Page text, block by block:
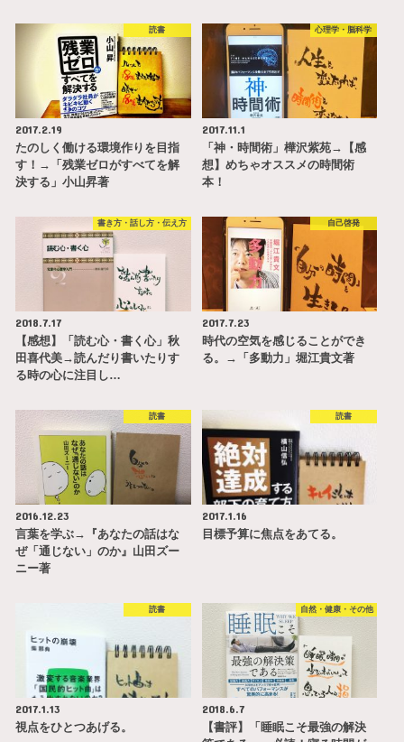
読書
2017.2.19
たのしく働ける環境作りを目指
す！→「残業ゼロがすべてを解
決する」小山昇著
心理学・脳科学
2017.11.1
「神・時間術」樺沢紫苑→【感
想】めちゃオススメの時間術
本！
書き方・話し方・伝え方
2018.7.17
【感想】「読む心・書く心」秋
田喜代美→読んだり書いたりす
る時の心に注目し…
自己啓発
2017.7.23
時代の空気を感じることができ
る。→「多動力」堀江貴文著
読書
2016.12.23
言葉を学ぶ→『あなたの話はな
ぜ「通じない」のか』山田ズー
ニー著
読書
2017.1.16
目標予算に焦点をあてる。
読書
2017.1.13
視点をひとつあげる。
自然・健康・その他
2018.6.7
【書評】「睡眠こそ最強の解決